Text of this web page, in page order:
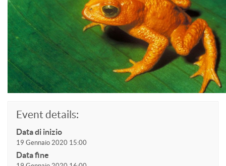
Event details:
Data di inizio
19 Gennaio 2020 15:00
Data fine